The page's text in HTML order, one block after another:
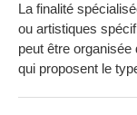
La finalité
ou artistiques
peut être
qui proposent le